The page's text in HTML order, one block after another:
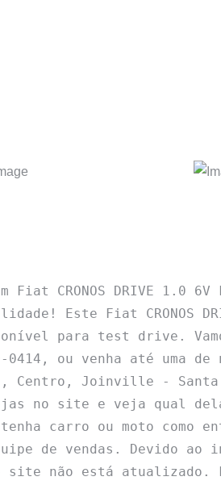
Fiat CRONOS DRIVE 1.0
Este Fiat CRONOS
para test drive.
0414, ou venha até uma
Centro, Joinville -
no site e veja qual
carro ou moto como
de vendas. Devido ao
site não está atualizado.